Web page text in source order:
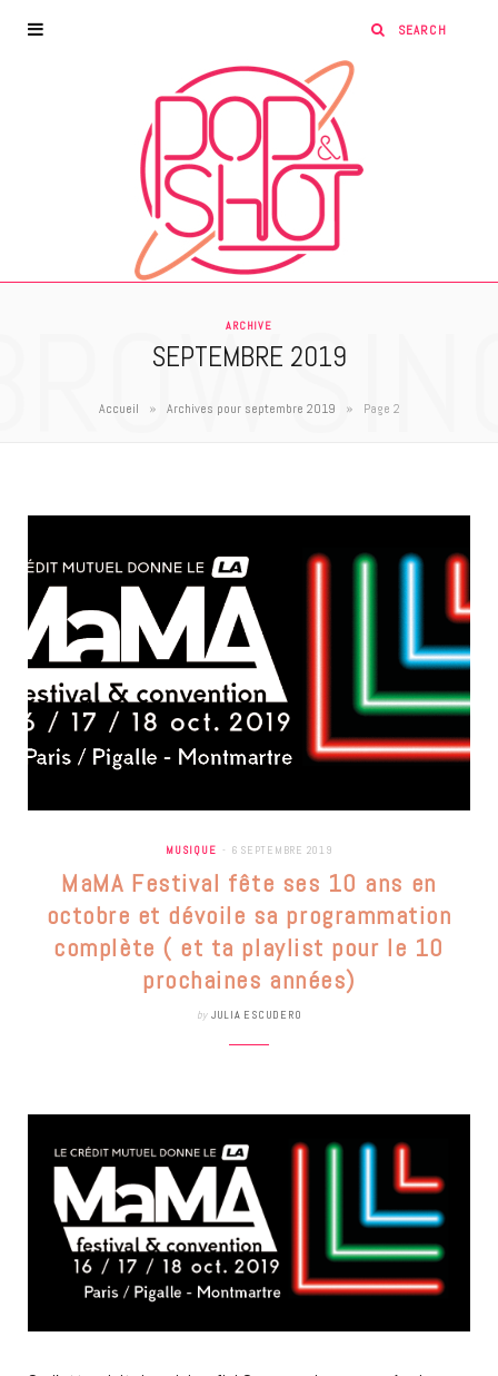
ARCHIVE
SEPTEMBRE 2019
Accueil » Archives pour septembre 2019 » Page 2
MUSIQUE 6 SEPTEMBRE 2019
MaMA Festival fête ses 10 ans en
octobre et dévoile sa programmation
complète ( et ta playlist pour le 10
prochaines années)
by JULIA ESCUDERO